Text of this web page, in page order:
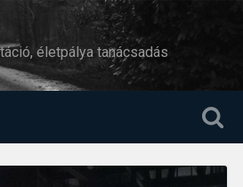
életpálya tanácsadás